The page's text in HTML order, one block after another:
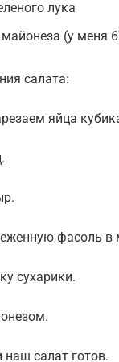
лука
(у меня
салата:
яйца
фасоль в
сухарики.
салат готов.